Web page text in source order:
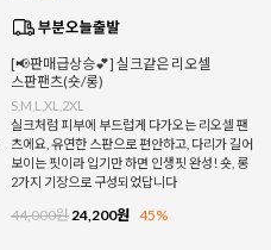
[📢판매급상승💕] 실크같은 리오셀
스판팬츠(숏/롱)
S,M,L,XL,2XL
실크처럼 피부에 부드럽게 다가오는 리오셀 팬
츠에요, 유연한 스판으로 편안하고, 다리가 길어
보이는 핏이라 입기만 하면 인생핏 완성! 숏, 롱
2가지 기장으로 구성되었답니다
44,000원 24,200원 45%